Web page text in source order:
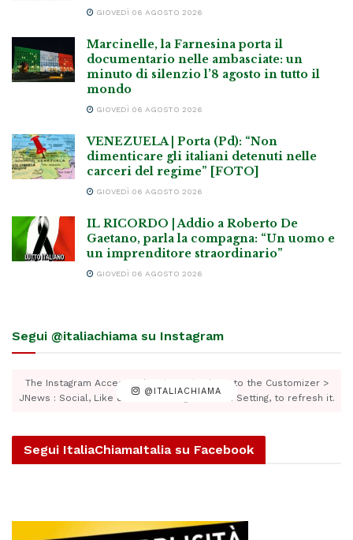
GIOVEDÌ 06 AGOSTO 2026
Marcinelle, la Farnesina porta il
documentario nelle ambasciate: un
minuto di silenzio l’8 agosto in tutto il
mondo
GIOVEDÌ 06 AGOSTO 2026
VENEZUELA | Porta (Pd): “Non
dimenticare gli italiani detenuti nelle
carceri del regime” [FOTO]
GIOVEDÌ 06 AGOSTO 2026
IL RICORDO | Addio a Roberto De
Gaetano, parla la compagna: “Un uomo e
un imprenditore straordinario”
GIOVEDÌ 06 AGOSTO 2026
Segui @italiachiama su Instagram
@ITALIACHIAMA
The Instagram Access Token is expired, Go to the Customizer >
JNews : Social, Like & View > Instagram Feed Setting, to refresh it.
Segui ItaliaChiamaItalia su Facebook